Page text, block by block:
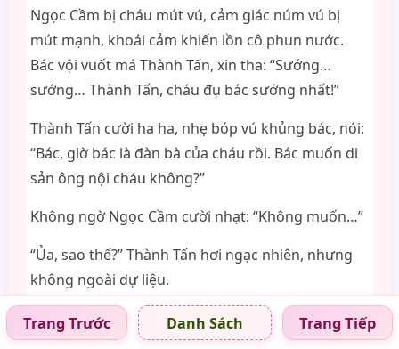
Ngọc Cầm bị cháu mút vú, cảm giác núm vú bị
mút mạnh, khoái cảm khiến lồn cô phun nước.
Bác vội vuốt má Thành Tấn, xin tha: “Sướng…
sướng… Thành Tấn, cháu đụ bác sướng nhất!”
Thành Tấn cười ha ha, nhẹ bóp vú khủng bác, nói:
“Bác, giờ bác là đàn bà của cháu rồi. Bác muốn di
sản ông nội cháu không?”
Không ngờ Ngọc Cầm cười nhạt: “Không muốn…”
“Ủa, sao thế?” Thành Tấn hơi ngạc nhiên, nhưng
không ngoài dự liệu.
Ngọc Cầm cười: “Tiền, đủ dùng là được. Quá nhiều
sẽ rước họa! Bác không có phúc lớn đè nổi nhiều
Trang Trước Danh Sách Trang Tiếp